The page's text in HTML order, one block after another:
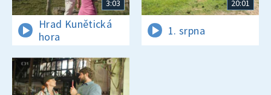
3:03
Hrad Kunětická
hora
20:01
1. srpna